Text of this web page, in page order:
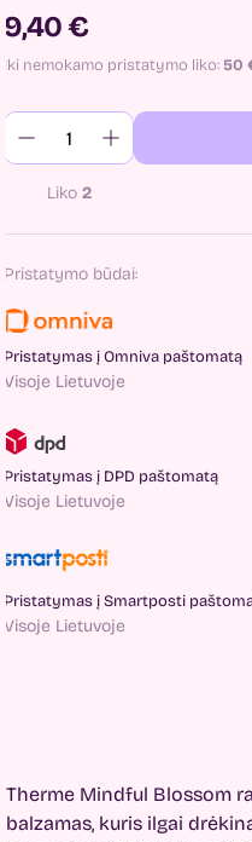
9,40 €
Iki nemokamo pristatymo liko:50
Liko 2
Pristatymo būdai:
Pristatymas į Omniva paštomatą
Visoje Lietuvoje
Pristatymas į DPD paštomatą
Visoje Lietuvoje
Pristatymas į Smartposti
Visoje Lietuvoje
Therme Mindful Blossom
balzamas, kuris ilgai